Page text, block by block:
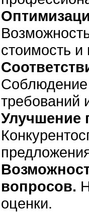
стоимость и
требований
Улучшение
вопросов.
оценки.